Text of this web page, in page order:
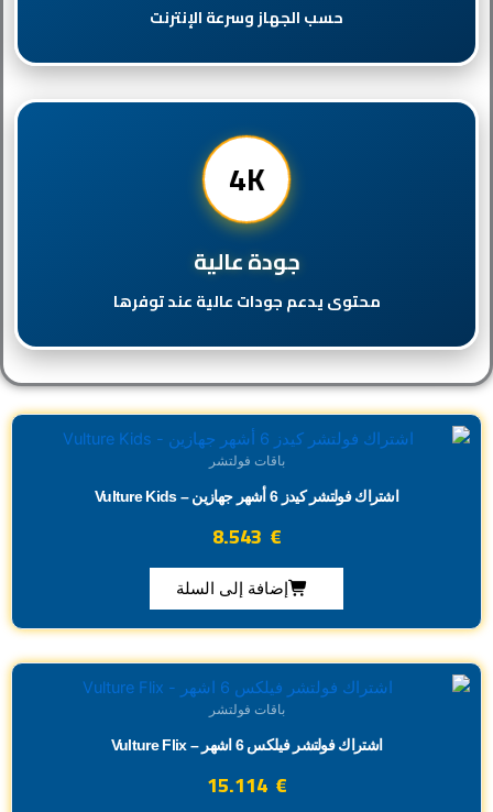
حسب الجهاز وسرعة الإنترنت
4K
جودة عالية
محتوى يدعم جودات عالية عند توفرها
باقات فولتشر
اشتراك فولتشر كيدز 6 أشهر جهازين – Vulture Kids
8.543 €
إضافة إلى السلة
باقات فولتشر
اشتراك فولتشر فيلكس 6 اشهر – Vulture Flix
15.114 €